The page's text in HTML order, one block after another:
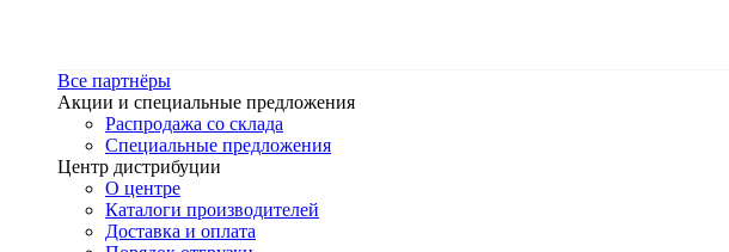
Все партнёры
Акции и специальные предложения
Распродажа со склада
Специальные предложения
Центр дистрибуции
О центре
Каталоги производителей
Доставка и оплата